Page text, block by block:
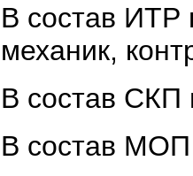
В состав ИТР
механик,
В состав СКП
В состав МОП